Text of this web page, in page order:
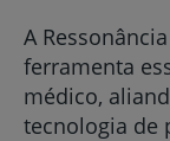
A
ferramenta
médico,
tecnologia de